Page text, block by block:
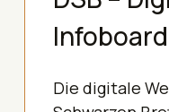
Infoboard
Die digitale